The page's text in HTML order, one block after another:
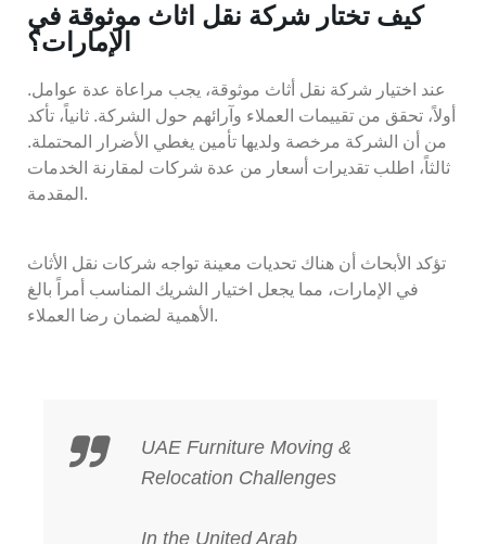
كيف تختار شركة نقل اثاث موثوقة في
الإمارات؟
عند اختيار شركة نقل أثاث موثوقة، يجب مراعاة عدة عوامل.
أولاً، تحقق من تقييمات العملاء وآرائهم حول الشركة. ثانياً، تأكد
من أن الشركة مرخصة ولديها تأمين يغطي الأضرار المحتملة.
ثالثاً، اطلب تقديرات أسعار من عدة شركات لمقارنة الخدمات
المقدمة.
تؤكد الأبحاث أن هناك تحديات معينة تواجه شركات نقل الأثاث
في الإمارات، مما يجعل اختيار الشريك المناسب أمراً بالغ
الأهمية لضمان رضا العملاء.
UAE Furniture Moving &
Relocation Challenges
In the United Arab